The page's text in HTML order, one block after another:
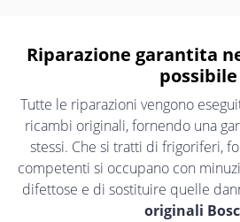
Riparazione garantita
possibile
Tutte le riparazioni vengono
ricambi originali, fornendo una
stessi. Che si tratti di frigoriferi,
competenti si occupano con
difettose e di sostituire quelle
originali